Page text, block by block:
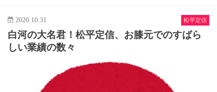
松平定信
2020.10.31
白河の大名君！松平定信、お膝元でのすばら
しい業績の数々